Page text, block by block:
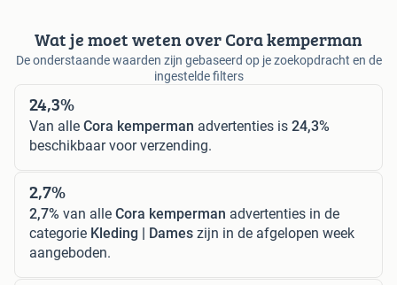
Wat je moet weten over Cora kemperman
De onderstaande waarden zijn gebaseerd op je zoekopdracht en de
ingestelde filters
24,3%
Van alle Cora kemperman advertenties is 24,3%
beschikbaar voor verzending.
2,7%
2,7% van alle Cora kemperman advertenties in de
categorie Kleding | Dames zijn in de afgelopen week
aangeboden.